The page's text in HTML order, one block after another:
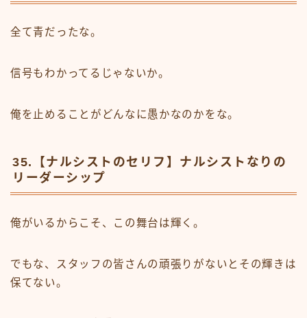
全て青だったな。
信号もわかってるじゃないか。
俺を止めることがどんなに愚かなのかをな。
35.【ナルシストのセリフ】ナルシストなりの
リーダーシップ
俺がいるからこそ、この舞台は輝く。
でもな、スタッフの皆さんの頑張りがないとその輝きは
保てない。